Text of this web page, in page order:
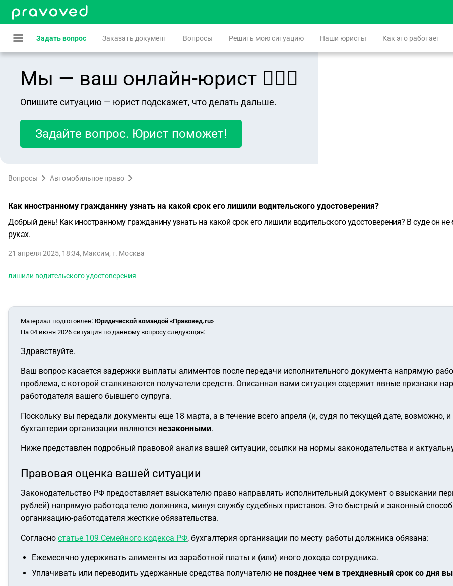
Задать вопрос Заказать документ Вопросы Решить мою ситуацию Наши юристы Как это работает
Мы — ваш онлайн-юрист 👨🏻‍⚖️
Опишите ситуацию — юрист подскажет, что делать дальше.
Задайте вопрос. Юрист поможет!
Вопросы Автомобильное право
Как иностранному гражданину узнать на какой срок его лишили водительского удостоверения?
Добрый день! Как иностранному гражданину узнать на какой срок его лишили водительского удостоверения? В суде он
руках.
21 апреля 2025, 18:34, Максим, г. Москва
лишили водительского удостоверения
Материал подготовлен: Юридической командой «Правовед.ru»
На 04 июня 2026 ситуация по данному вопросу следующая:
Здравствуйте.
Ваш вопрос касается задержки выплаты алиментов после передачи исполнительного документа напрямую
проблема, с которой сталкиваются получатели средств. Описанная вами ситуация содержит явные признаки
работодателя вашего бывшего супруга.
Поскольку вы передали документы еще 18 марта, а в течение всего апреля (и, судя по текущей дате, возможно,
бухгалтерии организации являются незаконными.
Ниже представлен подробный правовой анализ вашей ситуации, ссылки на нормы законодательства и
Правовая оценка вашей ситуации
Законодательство РФ предоставляет взыскателю право направлять исполнительный документ о взыскании
рублей) напрямую работодателю должника, минуя службу судебных приставов. Это быстрый и законный
организацию-работодателя жесткие обязательства.
Согласно статье 109 Семейного кодекса РФ, бухгалтерия организации по месту работы должника обязана:
Ежемесячно удерживать алименты из заработной платы и (или) иного дохода сотрудника.
Уплачивать или переводить удержанные средства получателю не позднее чем в трехдневный срок со дня